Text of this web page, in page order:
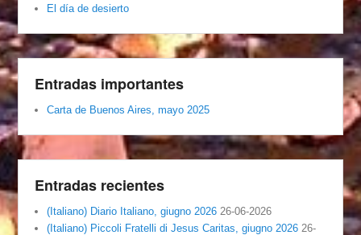
El día de desierto
Entradas importantes
Carta de Buenos Aires, mayo 2025
Entradas recientes
(Italiano) Diario Italiano, giugno 2026 26-06-2026
(Italiano) Piccoli Fratelli di Jesus Caritas, giugno 2026 26-